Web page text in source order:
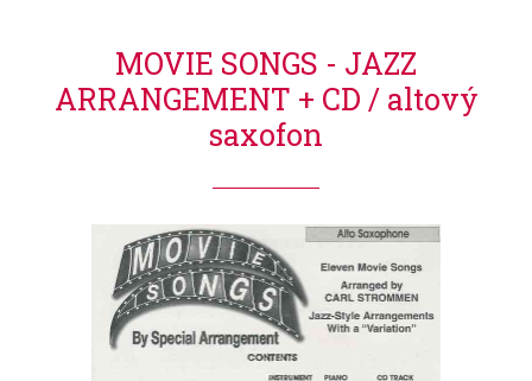
MOVIE SONGS - JAZZ
ARRANGEMENT + CD / altový
saxofon